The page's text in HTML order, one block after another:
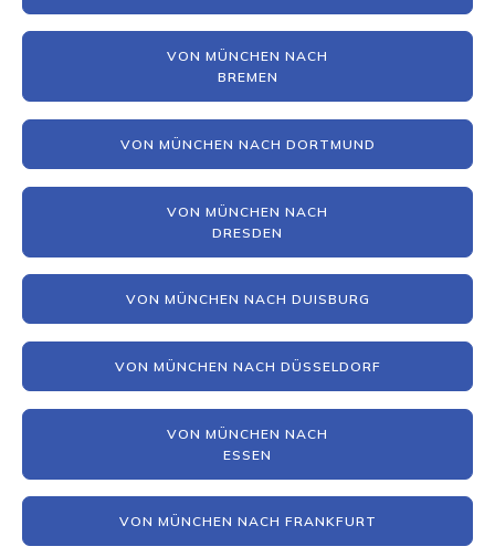
VON MÜNCHEN NACH
BREMEN
VON MÜNCHEN NACH DORTMUND
VON MÜNCHEN NACH
DRESDEN
VON MÜNCHEN NACH DUISBURG
VON MÜNCHEN NACH DÜSSELDORF
VON MÜNCHEN NACH
ESSEN
VON MÜNCHEN NACH FRANKFURT